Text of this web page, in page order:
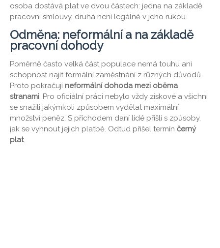
osoba dostává plat ve dvou částech: jedna na základě
pracovní smlouvy, druhá není legálně v jeho rukou.
Odměna: neformální a na základě
pracovní dohody
Poměrně často velká část populace nemá touhu ani
schopnost najít formální zaměstnání z různých důvodů.
Proto pokračují neformální dohoda mezi oběma
stranami. Pro oficiální práci nebylo vždy ziskové a všichni
se snažili jakýmkoli způsobem vydělat maximální
množství peněz. S příchodem daní lidé přišli s způsoby,
jak se vyhnout jejich platbě. Odtud přišel termín černý
plat.